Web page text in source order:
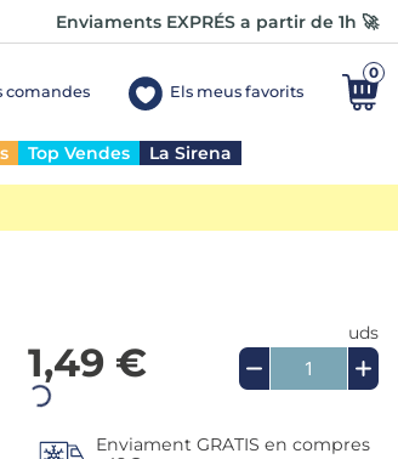
Enviaments EXPRÉS a partir de 1h 🚀
comandes Els meus favorits
0
Top Vendes La Sirena
1,49 €
uds